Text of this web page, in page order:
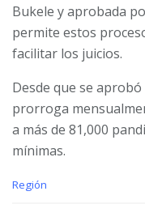
Bukele y aprobada
permite estos
facilitar los juicios.
Desde que se
prorroga
a más de 81,000
mínimas.
C
Región